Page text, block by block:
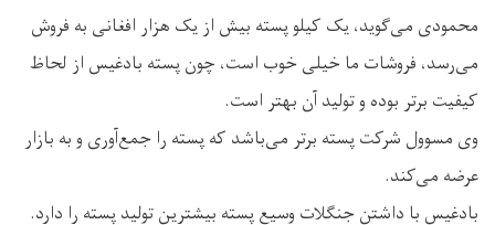
محمودی می‌گوید، یک کیلو پسته بیش از یک هزار افغانی به فروش
می‌رسد، فروشات ما خیلی خوب است، چون پسته بادغیس از لحاظ
کیفیت برتر بوده و تولید آن بهتر است.
وی مسوول شرکت پسته برتر می‌باشد که پسته را جمع‌آوری و به بازار
عرضه می‌کند.
بادغیس با داشتن جنگلات وسیع پسته بیشترین تولید پسته را دارد.